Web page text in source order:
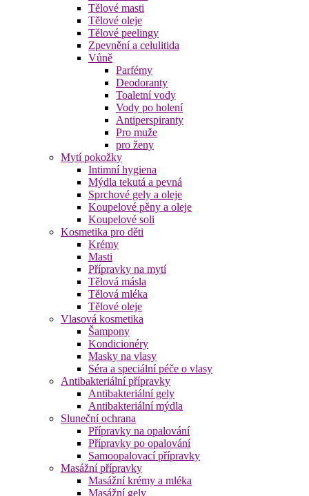
Tělové masti
Tělové oleje
Tělové peelingy
Zpevnění a celulitida
Vůně
Parfémy
Deodoranty
Toaletní vody
Vody po holení
Antiperspiranty
Pro muže
pro ženy
Mytí pokožky
Intimní hygiena
Mýdla tekutá a pevná
Sprchové gely a oleje
Koupelové pěny a oleje
Koupelové soli
Kosmetika pro děti
Krémy
Masti
Přípravky na mytí
Tělová másla
Tělová mléka
Tělové oleje
Vlasová kosmetika
Šampony
Kondicionéry
Masky na vlasy
Séra a speciální péče o vlasy
Antibakteriální přípravky
Antibakteriální gely
Antibakteriální mýdla
Sluneční ochrana
Přípravky na opalování
Přípravky po opalování
Samoopalovací přípravky
Masážní přípravky
Masážní krémy a mléka
Masážní gely